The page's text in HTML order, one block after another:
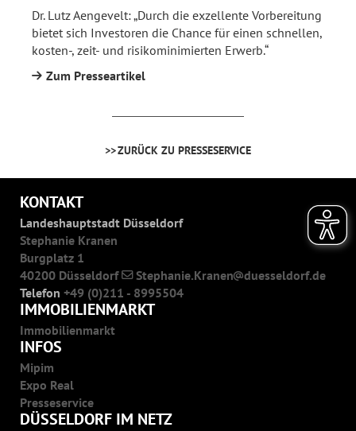
Dr. Lutz Aengevelt: „Durch die exzellente Vorbereitung
bietet sich Investoren die Chance für einen schnellen,
kosten-, zeit- und risikominimierten Erwerb.“
Zum Presseartikel
ZURÜCK ZU PRESSESERVICE
KONTAKT
Landeshauptstadt Düsseldorf
Stephanie Kranen
Burgplatz 1
40200 Düsseldorf
Stephanie.Kranen
duesseldorf.de
Telefon +49 (0)211 - 8995504
IMMOBILIENMARKT
Immobilienmarkt
INFOS
Mipim
Expo Real
Presseservice
DÜSSELDORF IM NETZ